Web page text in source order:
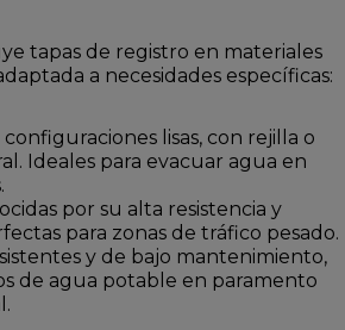
tapas de registro en materiales
a necesidades específicas:
lisas, con rejilla o
Ideales para evacuar agua en
por su alta resistencia y
para zonas de tráfico pesado.
y de bajo mantenimiento,
de agua potable en paramento